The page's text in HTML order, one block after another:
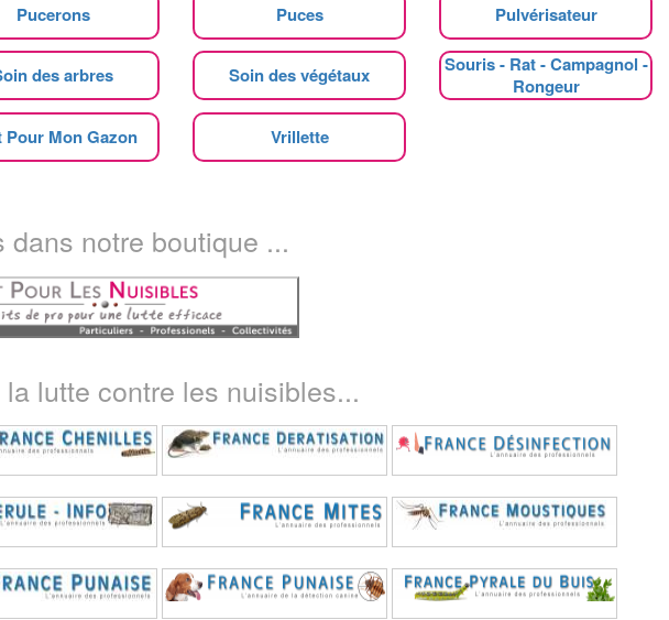
Pucerons Puces Pulvérisateur
des arbres Soin des végétaux
Souris - Rat - Campagnol -
Rongeur
Pour Mon Gazon Vrillette
notre boutique ...
lutte contre les nuisibles...